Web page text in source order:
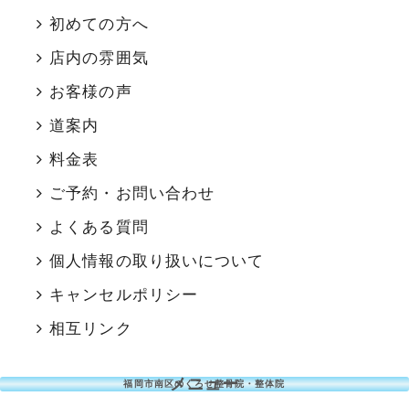
初めての方へ
店内の雰囲気
お客様の声
道案内
料金表
ご予約・お問い合わせ
よくある質問
個人情報の取り扱いについて
キャンセルポリシー
相互リンク
福岡市南区のくろせ整骨院・整体院
メニュー